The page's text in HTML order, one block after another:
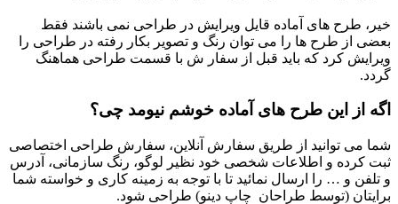
خیر، طرح های آماده قایل ویرایش در طراحی نمی باشند فقط
بعضی از طرح ها را می توان رنگ و تصویر بکار رفته در طراحی را
ویرایش کرد که باید قبل از سفار ش با قسمت طراحی هماهنگ
گردد.
اگه از این طرح های آماده خوشم نیومد چی؟
شما می توانید از طریق سفارش آنلاین، سفارش طراحی اختصاصی
ثبت کرده و اطلاعات شخصی خود نظیر لوگو، رنگ سازمانی، آدرس
و تلفن و … را ارسال نمائید تا با توجه به زمینه کاری و خواسته شما
برایتان (توسط طراحان چاپ دینو) طراحی شود.